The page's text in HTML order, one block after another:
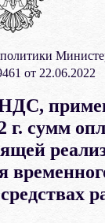
от 22.06.2022
НДС,
г. сумм